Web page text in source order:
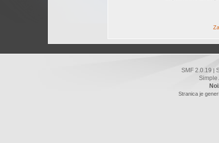
SMF 2.0.19
Simple
Stranica je